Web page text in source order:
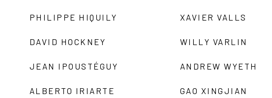
PHILIPPE HIQUILY
DAVID HOCKNEY
JEAN IPOUSTÉGUY
ALBERTO IRIARTE
XAVIER VALLS
WILLY VARLIN
ANDREW WYETH
GAO XINGJIAN